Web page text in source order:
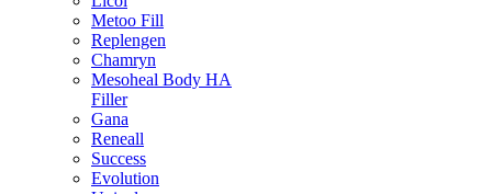
Metoo Fill
Replengen
Chamryn
Mesoheal Body HA
Filler
Gana
Reneall
Success
Evolution